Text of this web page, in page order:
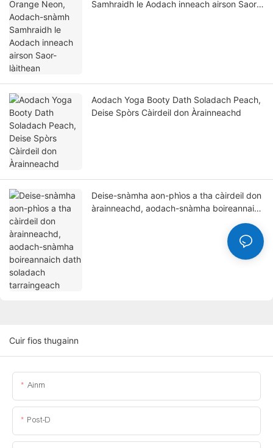
Samhraidh le Aodach inneach airson Saor-
Aodach Yoga Booty Dath Soladach Peach,
Deise Spòrs Càirdeil don Àrainneachd
Deise-snàmha aon-phìos a tha càirdeil don
àrainneachd, aodach-snàmha boireannaich
Cuir fios thugainn
Ainm
Post-D